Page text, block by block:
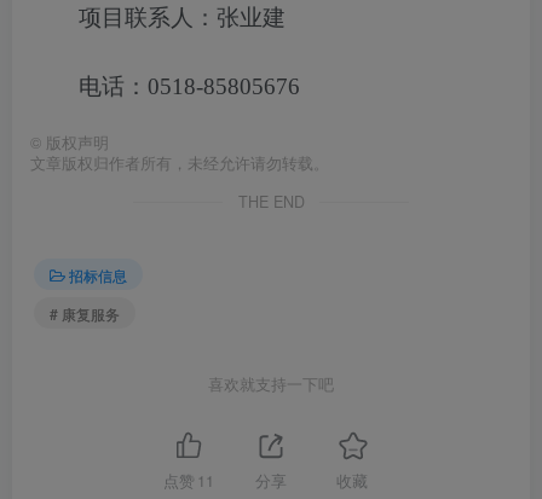
项目联系人：张业建
电话：0518-85805676
© 版权声明
文章版权归作者所有，未经允许请勿转载。
THE END
招标信息
# 康复服务
喜欢就支持一下吧
点赞 11 分享 收藏